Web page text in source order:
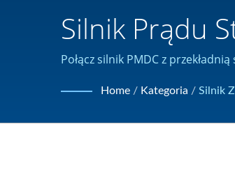
Silnik Prądu
124 Mm, O
Przekładnią
Połącz silnik PMDC z
Home / Kategoria / Silnik